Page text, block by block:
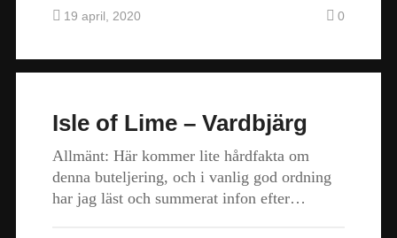
19 april, 2020 0
Isle of Lime – Vardbjärg
Allmänt: Här kommer lite hårdfakta om
denna buteljering, och i vanlig god ordning
har jag läst och summerat infon efter…